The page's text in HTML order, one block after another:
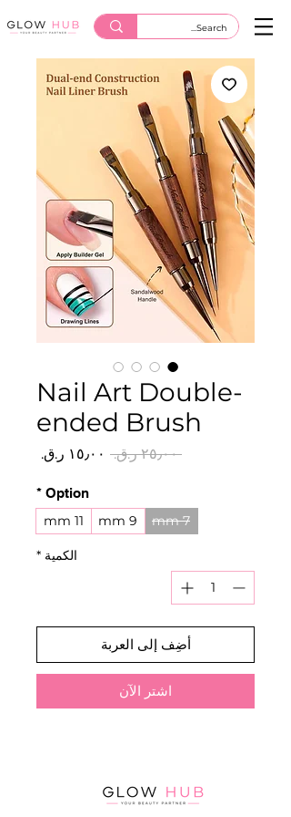
Nail Art Double-
ended Brush
‏٢٥٫٠٠ ر.ق.‏
سعر
Option
*
7 mm
9 mm
11 mm
الكمية *
أضِف إلى العربة
اشترِ الآن